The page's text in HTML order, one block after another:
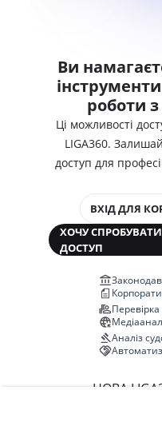
Ви
роботи
Ці можливості
LIGA360.
доступ для
ВХІД ДЛЯ
ХОЧУ СПРОБУВАТИ
ДОСТУП
Аналіз
НОВА